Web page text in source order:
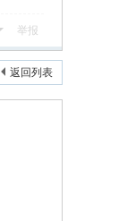
举报
返回列表